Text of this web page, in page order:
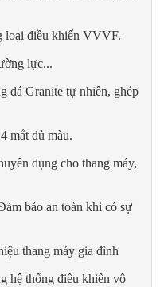
loại điều khiển VVVF.
lực...
đá Granite tự nhiên, ghép
mắt đủ màu.
dụng cho thang máy,
bảo an toàn khi có sự
thang máy gia đình
hệ thống điều khiển vô